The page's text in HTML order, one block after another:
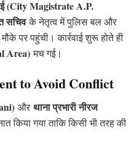
(City Magistrate A.P.
सचिवके नेतृत्व में पुलिस बल और
पर पहुंची। कार्रवाई शुरू होते ही
Area)मच गई।
to Avoid Conflict
और थाना प्रभारी नीरज
किया गया ताकि किसी भी तरह की